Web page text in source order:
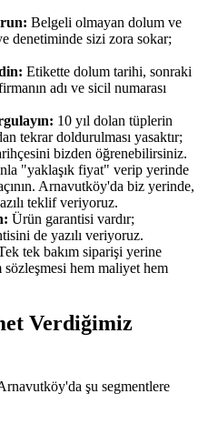
Belgeli olmayan dolum ve
denetiminde sizi zora sokar;
Etikette dolum tarihi, sonraki
adı ve sicil numarası
10 yıl dolan tüplerin
tekrar doldurulması yasaktır;
bizden öğrenebilirsiniz.
"yaklaşık fiyat" verip yerinde
Arnavutköy'da biz yerinde,
teklif veriyoruz.
Ürün garantisi vardır;
de yazılı veriyoruz.
tek bakım siparişi yerine
hem maliyet hem
Verdiğimiz
şu segmentlere